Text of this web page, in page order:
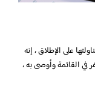
على الإطلاق ، إنه
القائمة وأوصى به ،